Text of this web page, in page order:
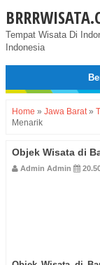
Tempat Wisata Di
Indonesia
Home » Jawa Barat»
Menarik
Objek Wisata di
Admin Admin